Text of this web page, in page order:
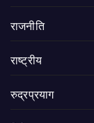
राजनीति
राष्ट्रीय
रुद्रप्रयाग